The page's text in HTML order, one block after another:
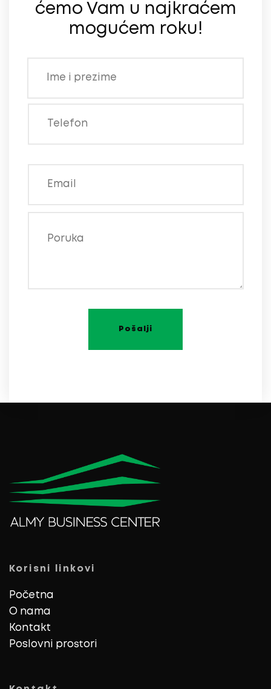
ćemo Vam u najkraćem
mogućem roku!
Korisni linkovi
Početna
O nama
Kontakt
Poslovni prostori